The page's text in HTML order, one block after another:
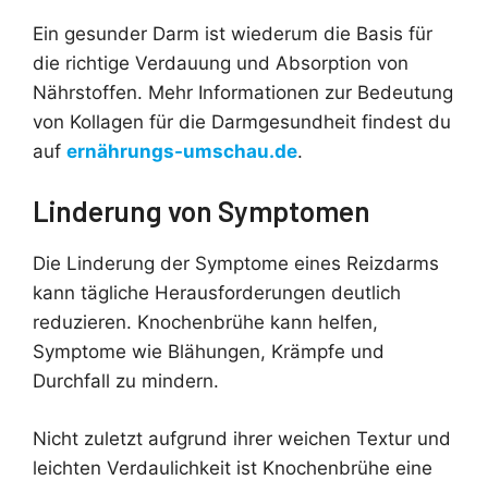
Ein gesunder Darm ist wiederum die Basis für
die richtige Verdauung und Absorption von
Nährstoffen. Mehr Informationen zur Bedeutung
von Kollagen für die Darmgesundheit findest du
auf ernährungs-umschau.de.
Linderung von Symptomen
Die Linderung der Symptome eines Reizdarms
kann tägliche Herausforderungen deutlich
reduzieren. Knochenbrühe kann helfen,
Symptome wie Blähungen, Krämpfe und
Durchfall zu mindern.
Nicht zuletzt aufgrund ihrer weichen Textur und
leichten Verdaulichkeit ist Knochenbrühe eine